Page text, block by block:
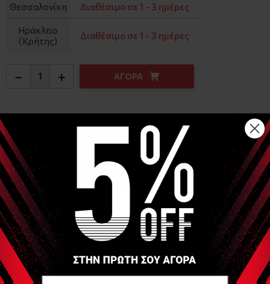
Θεσσαλονίκη Διαθέσιμο σε 1 - 3 ημέρες
Ηράκλειο
(Κρήτης)
Διαθέσιμο σε 1 - 3 ημέρες
− + ΑΓΟΡΑ
Αναλυτική Περιγραφή
θήκη μεταφοράς για το Venom Go και τα ηλεκτρόδια του. Η
θήκη δεν περιλαμβάνει ούτε το venom Go ούτε ηλεκτρόδια.
Είδες Πρόσφατα
HYPERICE
Θήκη μεταφοράς Venom
Go Case